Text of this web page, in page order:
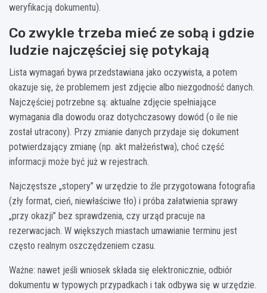
weryfikacją dokumentu).
Co zwykle trzeba mieć ze sobą i gdzie
ludzie najczęściej się potykają
Lista wymagań bywa przedstawiana jako oczywista, a potem
okazuje się, że problemem jest zdjęcie albo niezgodność danych.
Najczęściej potrzebne są: aktualne zdjęcie spełniające
wymagania dla dowodu oraz dotychczasowy dowód (o ile nie
został utracony). Przy zmianie danych przydaje się dokument
potwierdzający zmianę (np. akt małżeństwa), choć część
informacji może być już w rejestrach.
Najczęstsze „stopery” w urzędzie to źle przygotowana fotografia
(zły format, cień, niewłaściwe tło) i próba załatwienia sprawy
„przy okazji” bez sprawdzenia, czy urząd pracuje na
rezerwacjach. W większych miastach umawianie terminu jest
często realnym oszczędzeniem czasu.
Ważne: nawet jeśli wniosek składa się elektronicznie, odbiór
dokumentu w typowych przypadkach i tak odbywa się w urzędzie.